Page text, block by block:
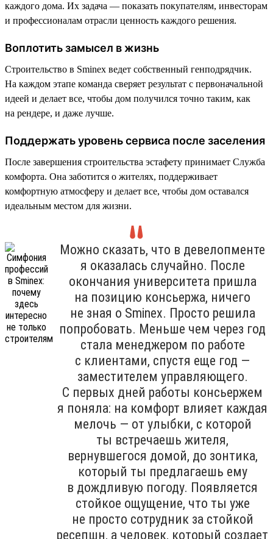
каждого дома. Их задача — показать покупателям, инвесторам
и профессионалам отрасли ценность каждого решения.
Воплотить замысел в жизнь
Строительство в Sminex ведет собственный генподрядчик.
На каждом этапе команда сверяет результат с первоначальной
идеей и делает все, чтобы дом получился точно таким, как
на рендере, и даже лучше.
Поддержать уровень сервиса после заселения
После завершения строительства эстафету принимает Служба
комфорта. Она заботится о жителях, поддерживает
комфортную атмосферу и делает все, чтобы дом оставался
идеальным местом для жизни.
Можно сказать, что в девелопменте
я оказалась случайно. После
окончания университета пришла
на позицию консьержа, ничего
не зная о Sminex. Просто решила
попробовать. Меньше чем через год
стала менеджером по работе
с клиентами, спустя еще год —
заместителем управляющего.
С первых дней работы консьержем
я поняла: на комфорт влияет каждая
мелочь — от улыбки, с которой
ты встречаешь жителя,
вернувшегося домой, до зонтика,
который ты предлагаешь ему
в дождливую погоду. Появляется
стойкое ощущение, что ты уже
не просто сотрудник за стойкой
ресепшн, а человек, который создает